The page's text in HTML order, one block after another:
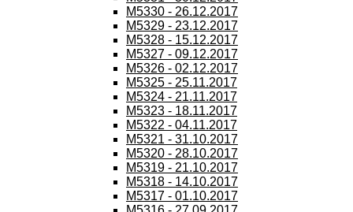
M5330 - 26.12.2017
M5329 - 23.12.2017
M5328 - 15.12.2017
M5327 - 09.12.2017
M5326 - 02.12.2017
M5325 - 25.11.2017
M5324 - 21.11.2017
M5323 - 18.11.2017
M5322 - 04.11.2017
M5321 - 31.10.2017
M5320 - 28.10.2017
M5319 - 21.10.2017
M5318 - 14.10.2017
M5317 - 01.10.2017